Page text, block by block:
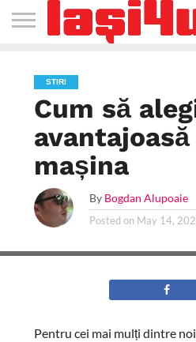
STIRI
Cum să
mașina
By Bogdan Alupoaie
Posted on May 14,
Pentru cei mai mulți dintre